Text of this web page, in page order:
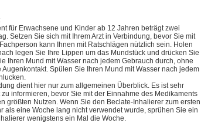
für Erwachsene und Kinder ab 12 Jahren beträgt zwei
Setzen Sie sich mit Ihrem Arzt in Verbindung, bevor Sie mit
kann Ihnen mit Ratschlägen nützlich sein. Holen
legen Sie Ihre Lippen um das Mundstück und drücken Sie
Ihren Mund mit Wasser nach jedem Gebrauch durch, ohne
Spülen Sie Ihren Mund mit Wasser nach jedem
dient hier nur zum allgemeinen Überblick. Es ist sehr
informieren, bevor Sie mit der Einnahme des Medikaments
größten Nutzen. Wenn Sie den Beclate-Inhalierer zum ersten
als eine Woche lang nicht verwendet wurde, sprühen Sie ein
wenigstens ein Mal die Woche.